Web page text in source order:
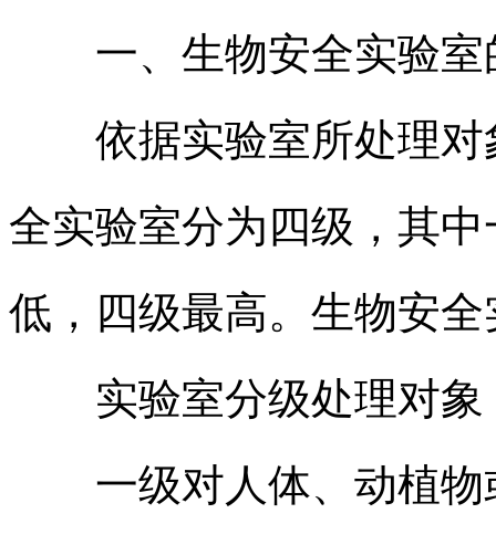
一、生物安全实验室
依据实验室所处理对
全实验室分为四级，其
低，四级最高。生物安
实验室分级处理对象
一级对人体、动植物